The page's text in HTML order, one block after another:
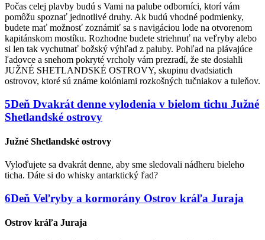
Počas celej plavby budú s Vami na palube odborníci, ktorí vám
pomôžu spoznať jednotlivé druhy. Ak budú vhodné podmienky,
budete mať možnosť zoznámiť sa s navigáciou lode na otvorenom
kapitánskom mostíku. Rozhodne budete striehnuť na veľryby alebo
si len tak vychutnať božský výhľad z paluby. Pohľad na plávajúce
ľadovce a snehom pokryté vrcholy vám prezradí, že ste dosiahli
JUŽNÉ SHETLANDSKÉ OSTROVY, skupinu dvadsiatich
ostrovov, ktoré sú známe kolóniami rozkošných tučniakov a tuleňov.
5Deň Dvakrát denne vylodenia v bielom tichu Južné
Shetlandské ostrovy
Južné Shetlandské ostrovy
Vyloďujete sa dvakrát denne, aby sme sledovali nádheru bieleho
ticha. Dáte si do whisky antarktický ľad?
6Deň Veľryby a kormorány Ostrov kráľa Juraja
Ostrov kráľa Juraja